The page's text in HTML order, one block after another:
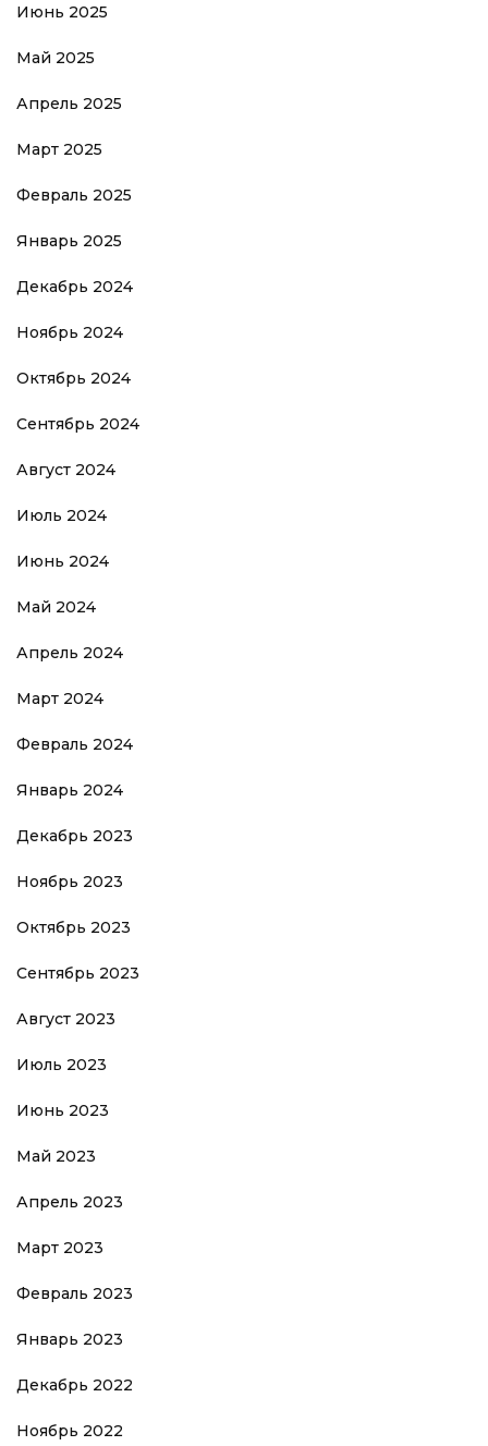
Июнь 2025
Май 2025
Апрель 2025
Март 2025
Февраль 2025
Январь 2025
Декабрь 2024
Ноябрь 2024
Октябрь 2024
Сентябрь 2024
Август 2024
Июль 2024
Июнь 2024
Май 2024
Апрель 2024
Март 2024
Февраль 2024
Январь 2024
Декабрь 2023
Ноябрь 2023
Октябрь 2023
Сентябрь 2023
Август 2023
Июль 2023
Июнь 2023
Май 2023
Апрель 2023
Март 2023
Февраль 2023
Январь 2023
Декабрь 2022
Ноябрь 2022